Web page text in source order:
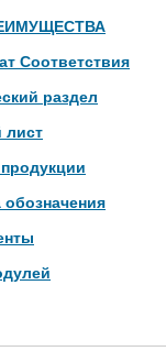
Соответствия
раздел
лист
обозначения
комплекс 20 МВт в 2
6-10 кВ)